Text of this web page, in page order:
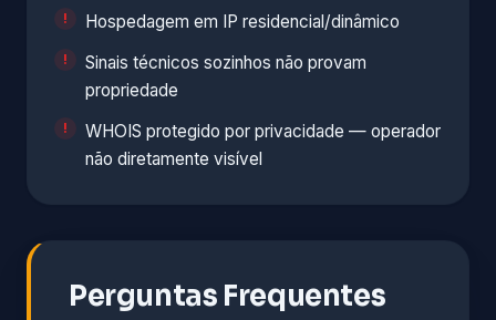
Hospedagem em IP residencial/dinâmico
Sinais técnicos sozinhos não provam
propriedade
WHOIS protegido por privacidade — operador
não diretamente visível
Perguntas Frequentes